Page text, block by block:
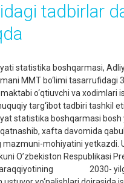
tadbirlar
statistika boshqarmasi,
MMT bo‘limi tasarrufidagi
o‘qtiuvchi va xodimlari
targ‘ibot tadbiri tashkil
statistika boshqarmasi
xafta davomida
mazmuni-mohiyatini yetkazdi.
O’zbekiston Respublikasi
taraqqiyotining 2030-